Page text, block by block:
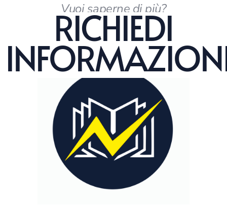
Vuoi saperne di più?
RICHIEDI